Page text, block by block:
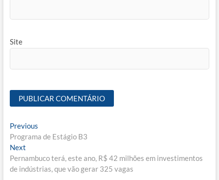
Site
Navegação
de
Post
PreviousPrevious
post:
Programa de Estágio B3
NextNext
post:
Pernambuco terá, este ano, R$ 42 milhões em investimentos
de indústrias, que vão gerar 325 vagas